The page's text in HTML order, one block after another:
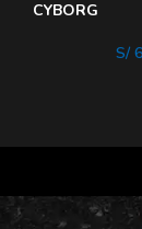
CYBORG
S/